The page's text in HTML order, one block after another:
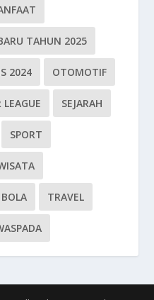
TAHUN 2025
2024 OTOMOTIF
LEAGUE SEJARAH
SPORT
TRAVEL